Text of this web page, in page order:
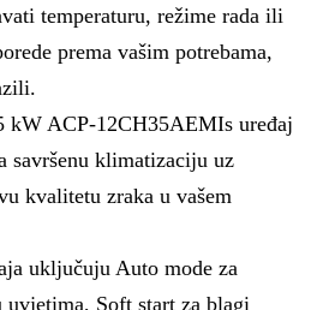
temperaturu, režime rada ili
prema vašim potrebama,
ACP-12CH35AEMIs uređaj
savršenu klimatizaciju uz
kvalitetu zraka u vašem
uključuju Auto mode za
uvjetima, Soft start za blagi